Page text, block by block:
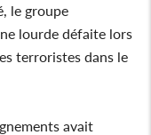
le groupe
lourde défaite lors
terroristes dans le
avait